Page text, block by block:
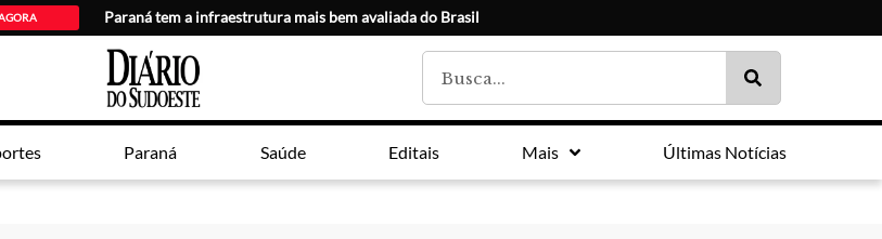
Paraná tem a infraestrutura mais bem avaliada do Brasil
Paraná Saúde Editais Mais Últimas Notícias